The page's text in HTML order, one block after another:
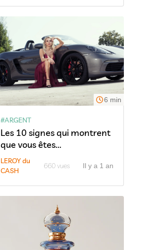
6 min
#ARGENT
Les 10 signes qui montrent
que vous êtes...
LEROY du
CASH
660 vues Il y a 1 an